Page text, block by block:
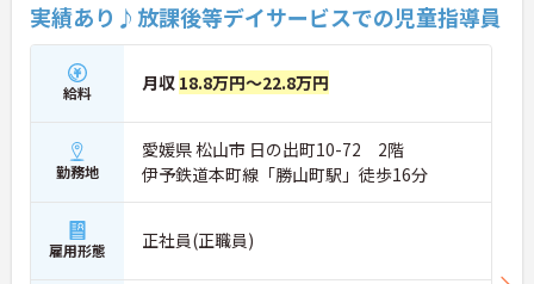
実績あり♪放課後等デイサービスでの児童指導員
給料 月収 18.8万円～22.8万円
勤務地
愛媛県 松山市 日の出町10-72 2階
伊予鉄道本町線「勝山町駅」徒歩16分
雇用形態 正社員(正職員)